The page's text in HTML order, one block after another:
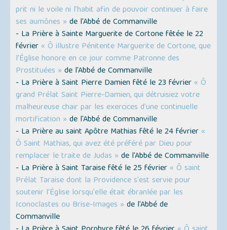
prit ni le voile ni l’habit afin de pouvoir continuer à faire
ses aumônes » de l'Abbé de Commanville
- La Prière à Sainte Marguerite de Cortone fêtée le 22
février « Ô illustre Pénitente Marguerite de Cortone, que
l’Église honore en ce jour comme Patronne des
Prostituées » de l'Abbé de Commanville
- La Prière à Saint Pierre Damien fêté le 23 février « Ô
grand Prélat Saint Pierre-Damien, qui détruisiez votre
malheureuse chair par les exercices d'une continuelle
mortification » de l'Abbé de Commanville
- La Prière au saint Apôtre Mathias fêté le 24 février «
Ô Saint Mathias, qui avez été préféré par Dieu pour
remplacer le traite de Judas » de l'Abbé de Commanville
- La Prière à Saint Taraise fêté le 25 février « Ô saint
Prélat Taraise dont la Providence s'est servie pour
soutenir l'Église lorsqu'elle était ébranlée par les
Iconoclastes ou Brise-Images » de l'Abbé de
Commanville